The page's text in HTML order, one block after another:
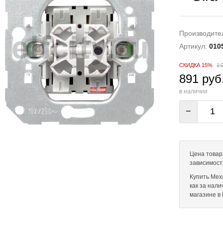
Артикул:
СКИДКА 15% 1
891
в наличии
−
Цена
Купить
как за
магазине